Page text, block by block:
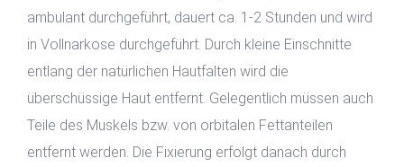
ambulant durchgeführt, dauert ca. 1-2 Stunden und wird
in Vollnarkose durchgeführt. Durch kleine Einschnitte
entlang der natürlichen Hautfalten wird die
überschüssige Haut entfernt. Gelegentlich müssen auch
Teile des Muskels bzw. von orbitalen Fettanteilen
entfernt werden. Die Fixierung erfolgt danach durch